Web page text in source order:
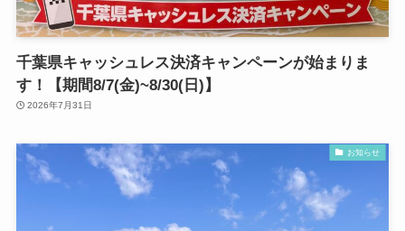
千葉県キャッシュレス決済キャンペーンが始まりま
す！【期間8/7(金)~8/30(日)】
2026年7月31日
お知らせ